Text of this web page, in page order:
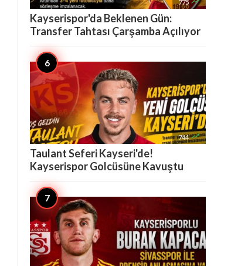
775
Kayserispor'da Beklenen Gün:
Transfer Tahtası Çarşamba Açılıyor
744 
Taulant Seferi Kayseri'de!
Kayserispor Golcüsüne Kavuştu